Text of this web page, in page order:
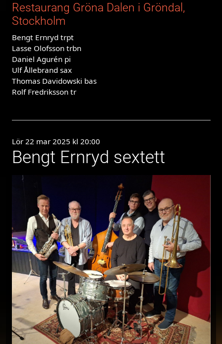
Restaurang Gröna Dalen i Gröndal,
Stockholm
Bengt Ernryd trpt
Lasse Olofsson trbn
Daniel Agurén pi
Ulf Ållebrand sax
Thomas Davidowski bas
Rolf Fredriksson tr
Lör 22 mar 2025 kl 20:00
Bengt Ernryd sextett